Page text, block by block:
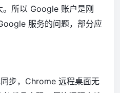
所以 Google 账户是刚
服务的问题，部分应
步，Chrome 远程桌面无